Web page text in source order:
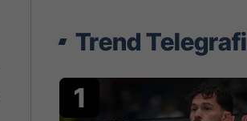
Trend Telegrafi